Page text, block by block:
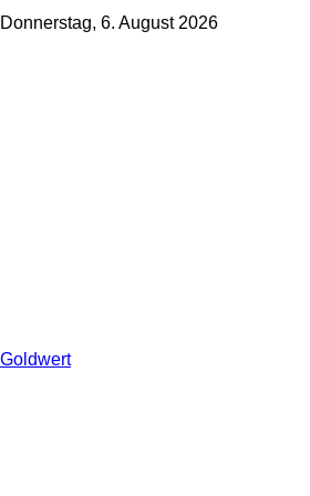
Donnerstag, 6. August 2026
Goldwert